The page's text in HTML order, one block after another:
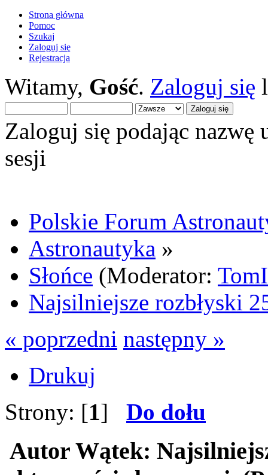
Strona główna
Pomoc
Szukaj
Zaloguj się
Rejestracja
Witamy, Gość. Zaloguj się
Zaloguj się podając nazwę
sesji
Polskie Forum
Astronautyka »
Słońce (Moderator:
Najsilniejsze rozbłyski
« poprzedni następny »
Drukuj
Strony: [1] Do dołu
Autor Wątek: